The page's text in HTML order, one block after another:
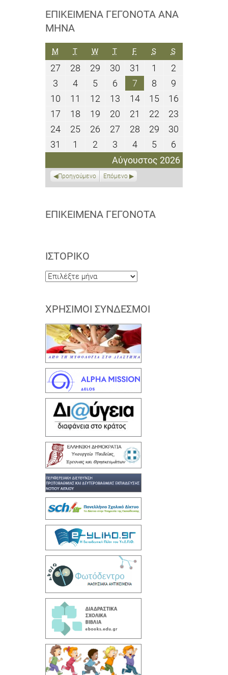
ΕΠΙΚΕΊΜΕΝΑ ΓΕΓΟΝΌΤΑ ΑΝΆ
ΜΉΝΑ
Αύγουστος 2026
M ΔΕΥΤΈΡΑ
TΤΡΊΤΗ
WΤΕΤΆΡΤΗ
TΠΈΜΠΤΗ
FΠΑΡΑΣΚΕΥΉ
SΣΆΒΒΑΤΟ
SΚΥΡΙΑΚΉ
27
Ιουλίου
2026
28
Ιουλίου
2026
29
Ιουλίου
2026
30
Ιουλίου
2026
31
Ιουλίου
2026
1
Αυγούστου
2026
22
3
Αυγούστου
2026
44
Αυγούστου
2026
55
Αυγούστου
2026
6
Αυγούστου
2026
77
Αυγούστου
2026
88
Αυγούστου
2026
99
Αυγούστου
2026
10
Αυγούστου
2026
11
Αυγούστου
2026
12
Αυγούστου
2026
13
Αυγούστου
2026
1414
Αυγούστου
2026
1515
Αυγούστου
2026
1616
Αυγούστου
2026
17
Αυγούστου
2026
18
Αυγούστου
2026
19
Αυγούστου
2026
20
Αυγούστου
2026
21
Αυγούστου
2026
2222
Αυγούστου
2026
2323
2026
2424
Αυγούστου
2026
2525
Αυγούστου
2026
26
Αυγούστου
2026
27
Αυγούστου
2026
2828
Αυγούστου
2026
2929
Αυγούστου
2026
3030
2026
31
Αυγούστου
1
Σεπτεμβρίου
2
Σεπτεμβρίου
2026
3
Σεπτεμβρίου
2026
44
Σεπτεμβρίου
2026
55
Σεπτεμβρίου
2026
66
2026
Προηγούμενο Επόμενο
ΕΠΙΚΕΊΜΕΝΑ ΓΕΓΟΝΌΤΑ
ΙΣΤΟΡΙΚΌ
Ιστορικό
ΧΡΉΣΙΜΟΙ ΣΎΝΔΕΣΜΟΙ